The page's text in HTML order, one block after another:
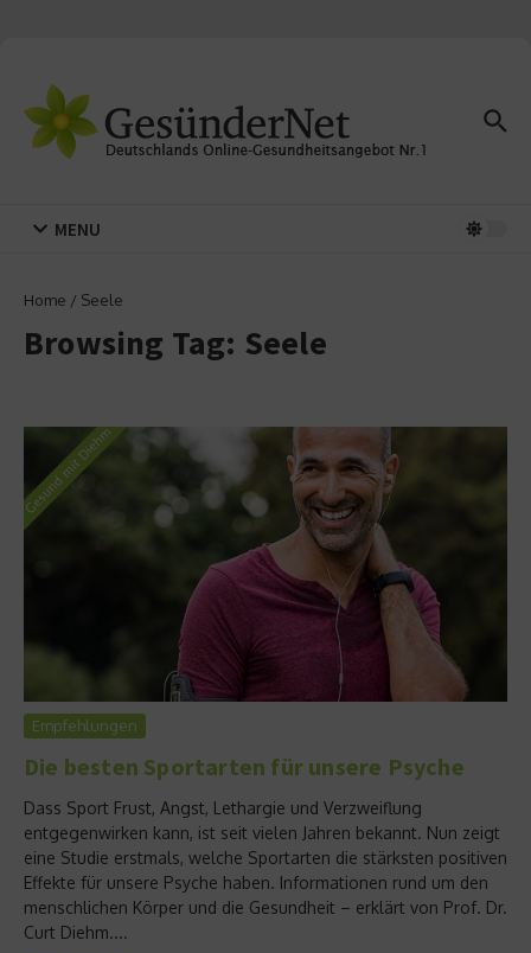
MENU
Home / Seele
Browsing Tag: Seele
Empfehlungen
Die besten Sportarten für unsere Psyche
Dass Sport Frust, Angst, Lethargie und Verzweiflung
entgegenwirken kann, ist seit vielen Jahren bekannt. Nun zeigt
eine Studie erstmals, welche Sportarten die stärksten positiven
Effekte für unsere Psyche haben. Informationen rund um den
menschlichen Körper und die Gesundheit – erklärt von Prof. Dr.
Curt Diehm....